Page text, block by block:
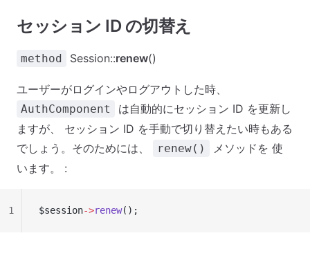
セッション ID の切替え
method Session::renew()
ユーザーがログインやログアウトした時、
AuthComponent
は自動的にセッション ID を更新し
ますが、 セッション ID を手動で切り替えたい時もある
でしょう。そのためには、
renew()
メソッドを 使
います。 :
$session->renew();
1